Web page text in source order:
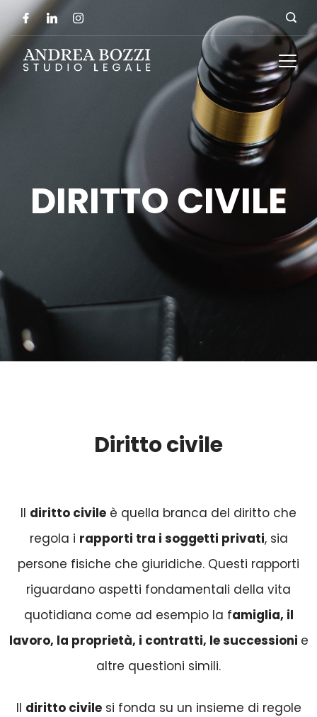
DIRITTO CIVILE
Diritto civile
Il diritto civile è quella branca del diritto che
regola i rapporti tra i soggetti privati, sia
persone fisiche che giuridiche. Questi rapporti
riguardano aspetti fondamentali della vita
quotidiana come ad esempio la famiglia, il
lavoro, la proprietà, i contratti, le successioni e
altre questioni simili.
Il diritto civilesi fonda su un insieme di regole